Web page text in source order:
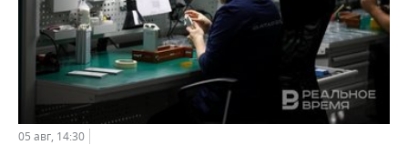
05 авг, 14:30